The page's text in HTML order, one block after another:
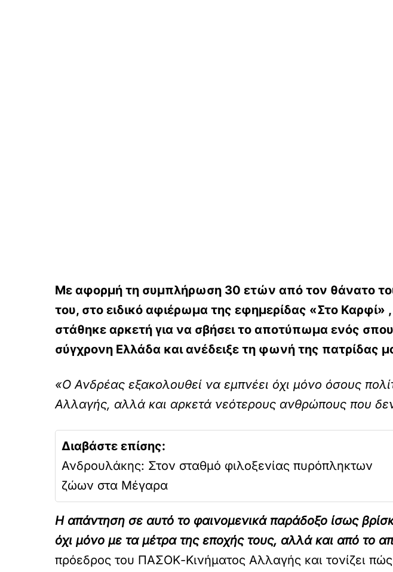
Με αφορμή τη συμπλήρωση 30 ετών από τον θάνατο
του, στο ειδικό αφιέρωμα της εφημερίδας «Στο
στάθηκε αρκετή για να σβήσει το αποτύπωμα ενός
σύγχρονη Ελλάδα και ανέδειξε τη φωνή της πατρίδας
«Ο Ανδρέας εξακολουθεί να εμπνέει όχι μόνο όσους
Αλλαγής, αλλά και αρκετά νεότερους ανθρώπους που
Διαβάστε επίσης:
Ανδρουλάκης: Στον σταθμό φιλοξενίας πυρόπληκτων
ζώων στα Μέγαρα
Η απάντηση σε αυτό το φαινομενικά παράδοξο ίσως
όχι μόνο με τα μέτρα της εποχής τους, αλλά και από το
πρόεδρος του ΠΑΣΟΚ-Κινήματος Αλλαγής και τονίζει